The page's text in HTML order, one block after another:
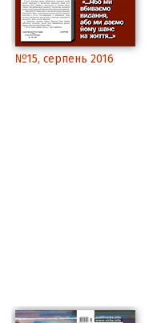
№15, серпень 2016